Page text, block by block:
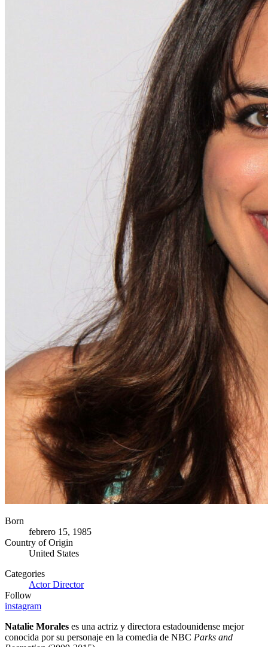
Born
febrero 15, 1985
Country of Origin
United States
Categories
ActorDirector
Follow
instagram
Natalie Morales es una actriz y directora estadounidense mejor
conocida por su personaje en la comedia de NBC Parks and